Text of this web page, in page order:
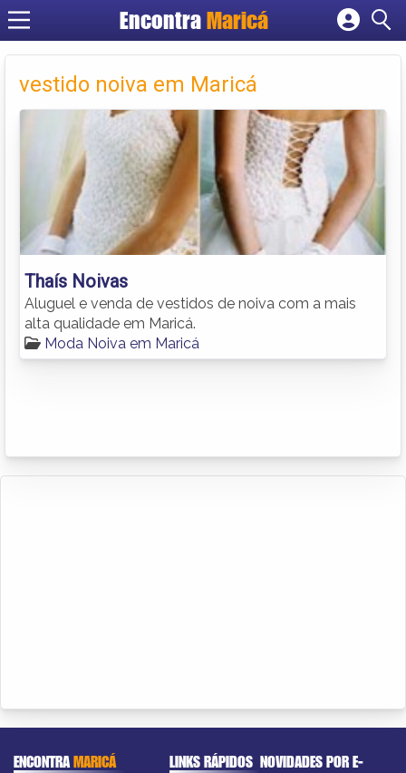
EncontraMaricá
Cadastrar empresa
Criar conta
vestido noiva em Maricá
Thaís Noivas
Aluguel e venda de vestidos de noiva com a mais
alta qualidade em Maricá.
Moda Noiva em Maricá
ENCONTRAMARICÁ LINKS RÁPIDOS NOVIDADES POR E-